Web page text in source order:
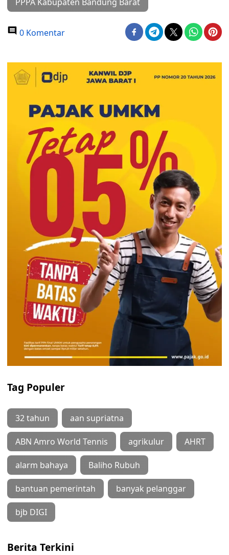
0 Komentar
Tag Populer
32 tahun aan supriatna
ABN Amro World Tennis agrikulur AHRT
alarm bahaya Baliho Rubuh
bantuan pemerintah banyak pelanggar
bjb DIGI
Berita Terkini